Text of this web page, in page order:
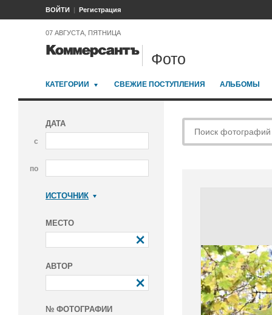
ВОЙТИ Регистрация
07 АВГУСТА, ПЯТНИЦА
Фото
КАТЕГОРИИ СВЕЖИЕ ПОСТУПЛЕНИЯ АЛЬБОМЫ
ДАТА
с
по
ИСТОЧНИК
МЕСТО
АВТОР
№ ФОТОГРАФИИ